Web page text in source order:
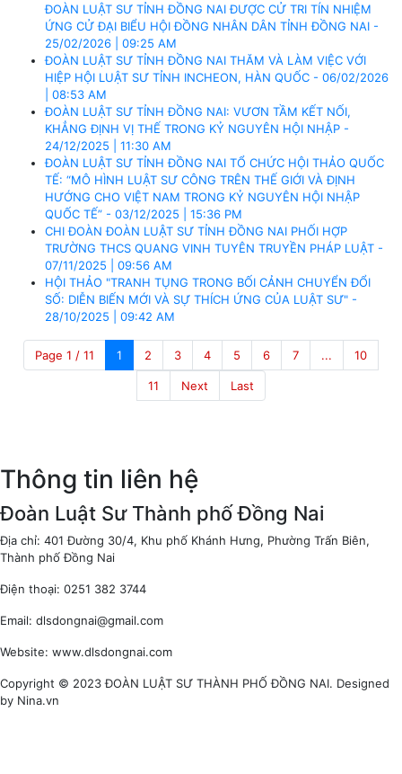
ĐOÀN LUẬT SƯ TỈNH ĐỒNG NAI ĐƯỢC CỬ TRI TÍN NHIỆM
ỨNG CỬ ĐẠI BIỂU HỘI ĐỒNG NHÂN DÂN TỈNH ĐỒNG NAI -
25/02/2026 | 09:25 AM
ĐOÀN LUẬT SƯ TỈNH ĐỒNG NAI THĂM VÀ LÀM VIỆC VỚI
HIỆP HỘI LUẬT SƯ TỈNH INCHEON, HÀN QUỐC - 06/02/2026
| 08:53 AM
ĐOÀN LUẬT SƯ TỈNH ĐỒNG NAI: VƯƠN TẦM KẾT NỐI,
KHẲNG ĐỊNH VỊ THẾ TRONG KỶ NGUYÊN HỘI NHẬP -
24/12/2025 | 11:30 AM
ĐOÀN LUẬT SƯ TỈNH ĐỒNG NAI TỔ CHỨC HỘI THẢO QUỐC
TẾ: “MÔ HÌNH LUẬT SƯ CÔNG TRÊN THẾ GIỚI VÀ ĐỊNH
HƯỚNG CHO VIỆT NAM TRONG KỶ NGUYÊN HỘI NHẬP
QUỐC TẾ” - 03/12/2025 | 15:36 PM
CHI ĐOÀN ĐOÀN LUẬT SƯ TỈNH ĐỒNG NAI PHỐI HỢP
TRƯỜNG THCS QUANG VINH TUYÊN TRUYỀN PHÁP LUẬT -
07/11/2025 | 09:56 AM
HỘI THẢO "TRANH TỤNG TRONG BỐI CẢNH CHUYỂN ĐỔI
SỐ: DIỄN BIẾN MỚI VÀ SỰ THÍCH ỨNG CỦA LUẬT SƯ" -
28/10/2025 | 09:42 AM
Page 1 / 11 1 2 3 4 5 6 7 ... 10
11 Next Last
Thông tin liên hệ
Đoàn Luật Sư Thành phố Đồng Nai
Địa chỉ: 401 Đường 30/4, Khu phố Khánh Hưng, Phường Trấn Biên,
Thành phố Đồng Nai
Điện thoại: 0251 382 3744
Email: dlsdongnai@gmail.com
Website: www.dlsdongnai.com
Copyright © 2023 ĐOÀN LUẬT SƯ THÀNH PHỐ ĐỒNG NAI. Designed
by Nina.vn